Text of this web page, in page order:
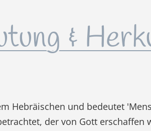
&
Hebräischen und bedeutet
der von Gott erschaffen